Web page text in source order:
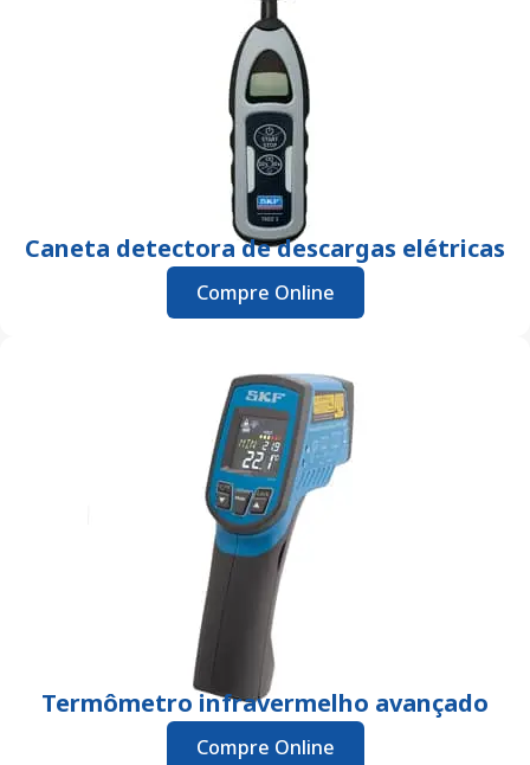
Caneta detectora de descargas elétricas
Compre Online
Termômetro infravermelho avançado
Compre Online